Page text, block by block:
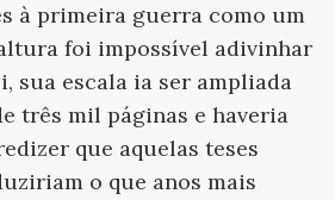
à primeira guerra como um
foi impossível adivinhar
sua escala ia ser ampliada
três mil páginas e haveria
que aquelas teses
o que anos mais